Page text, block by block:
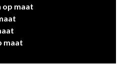
op maat
maat